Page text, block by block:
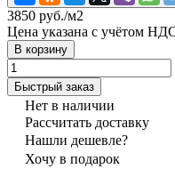
3850 руб./м2
Цена указана с учётом
В корзину
Быстрый заказ
Нет в наличии
Рассчитать доставку
Нашли дешевле?
Хочу в подарок